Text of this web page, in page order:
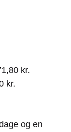
kr.
kr.
og en